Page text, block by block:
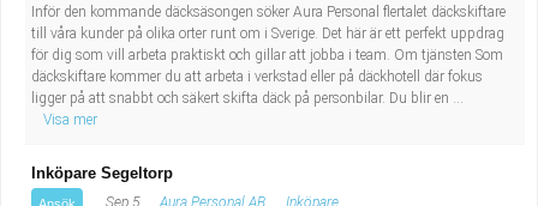
Inför den kommande däcksäsongen söker Aura Personal flertalet däckskiftare
till våra kunder på olika orter runt om i Sverige. Det här är ett perfekt uppdrag
för dig som vill arbeta praktiskt och gillar att jobba i team. Om tjänsten Som
däckskiftare kommer du att arbeta i verkstad eller på däckhotell där fokus
ligger på att snabbt och säkert skifta däck på personbilar. Du blir en ...
Visa mer
Inköpare Segeltorp
Sep 5 Aura Personal AB Inköpare